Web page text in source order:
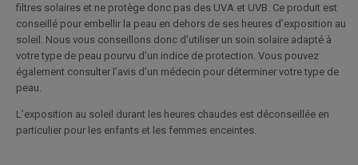
filtres solaires et ne protège donc pas des UVA et UVB. Ce produit est
conseillé pour embellir la peau en dehors de ses heures d’exposition au
soleil. Nous vous conseillons donc d’utiliser un soin solaire adapté à
votre type de peau pourvu d’un indice de protection. Vous pouvez
également consulter l’avis d’un médecin pour déterminer votre type de
peau.
L’exposition au soleil durant les heures chaudes est déconseillée en
particulier pour les enfants et les femmes enceintes.